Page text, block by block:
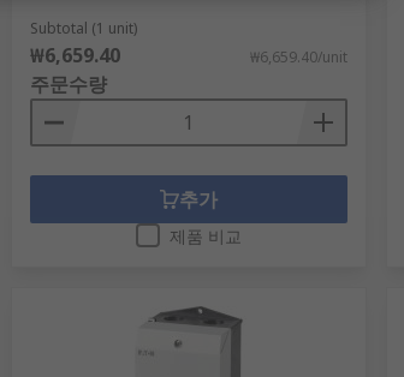
Subtotal (1 unit)
₩6,659.40 ₩6,659.40/unit
주문수량
추가
제품 비교